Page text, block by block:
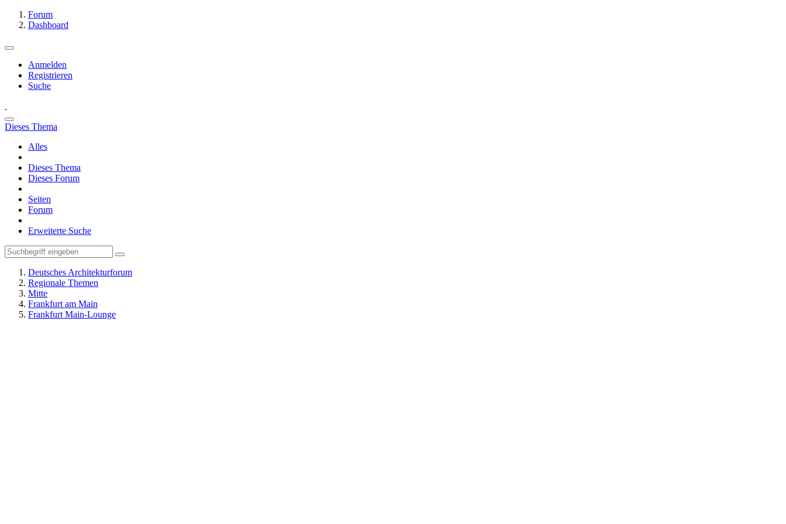
Forum
Dashboard
Anmelden
Registrieren
Suche
Dieses Thema
Alles
Dieses Thema
Dieses Forum
Seiten
Forum
Erweiterte Suche
Deutsches Architekturforum
Regionale Themen
Mitte
Frankfurt am Main
Frankfurt Main-Lounge